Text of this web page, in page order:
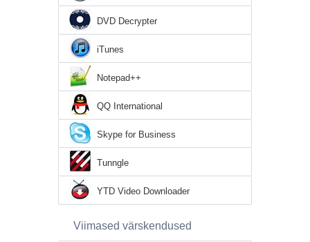
DVD Decrypter
iTunes
Notepad++
QQ International
Skype for Business
Tunngle
YTD Video Downloader
Viimased värskendused